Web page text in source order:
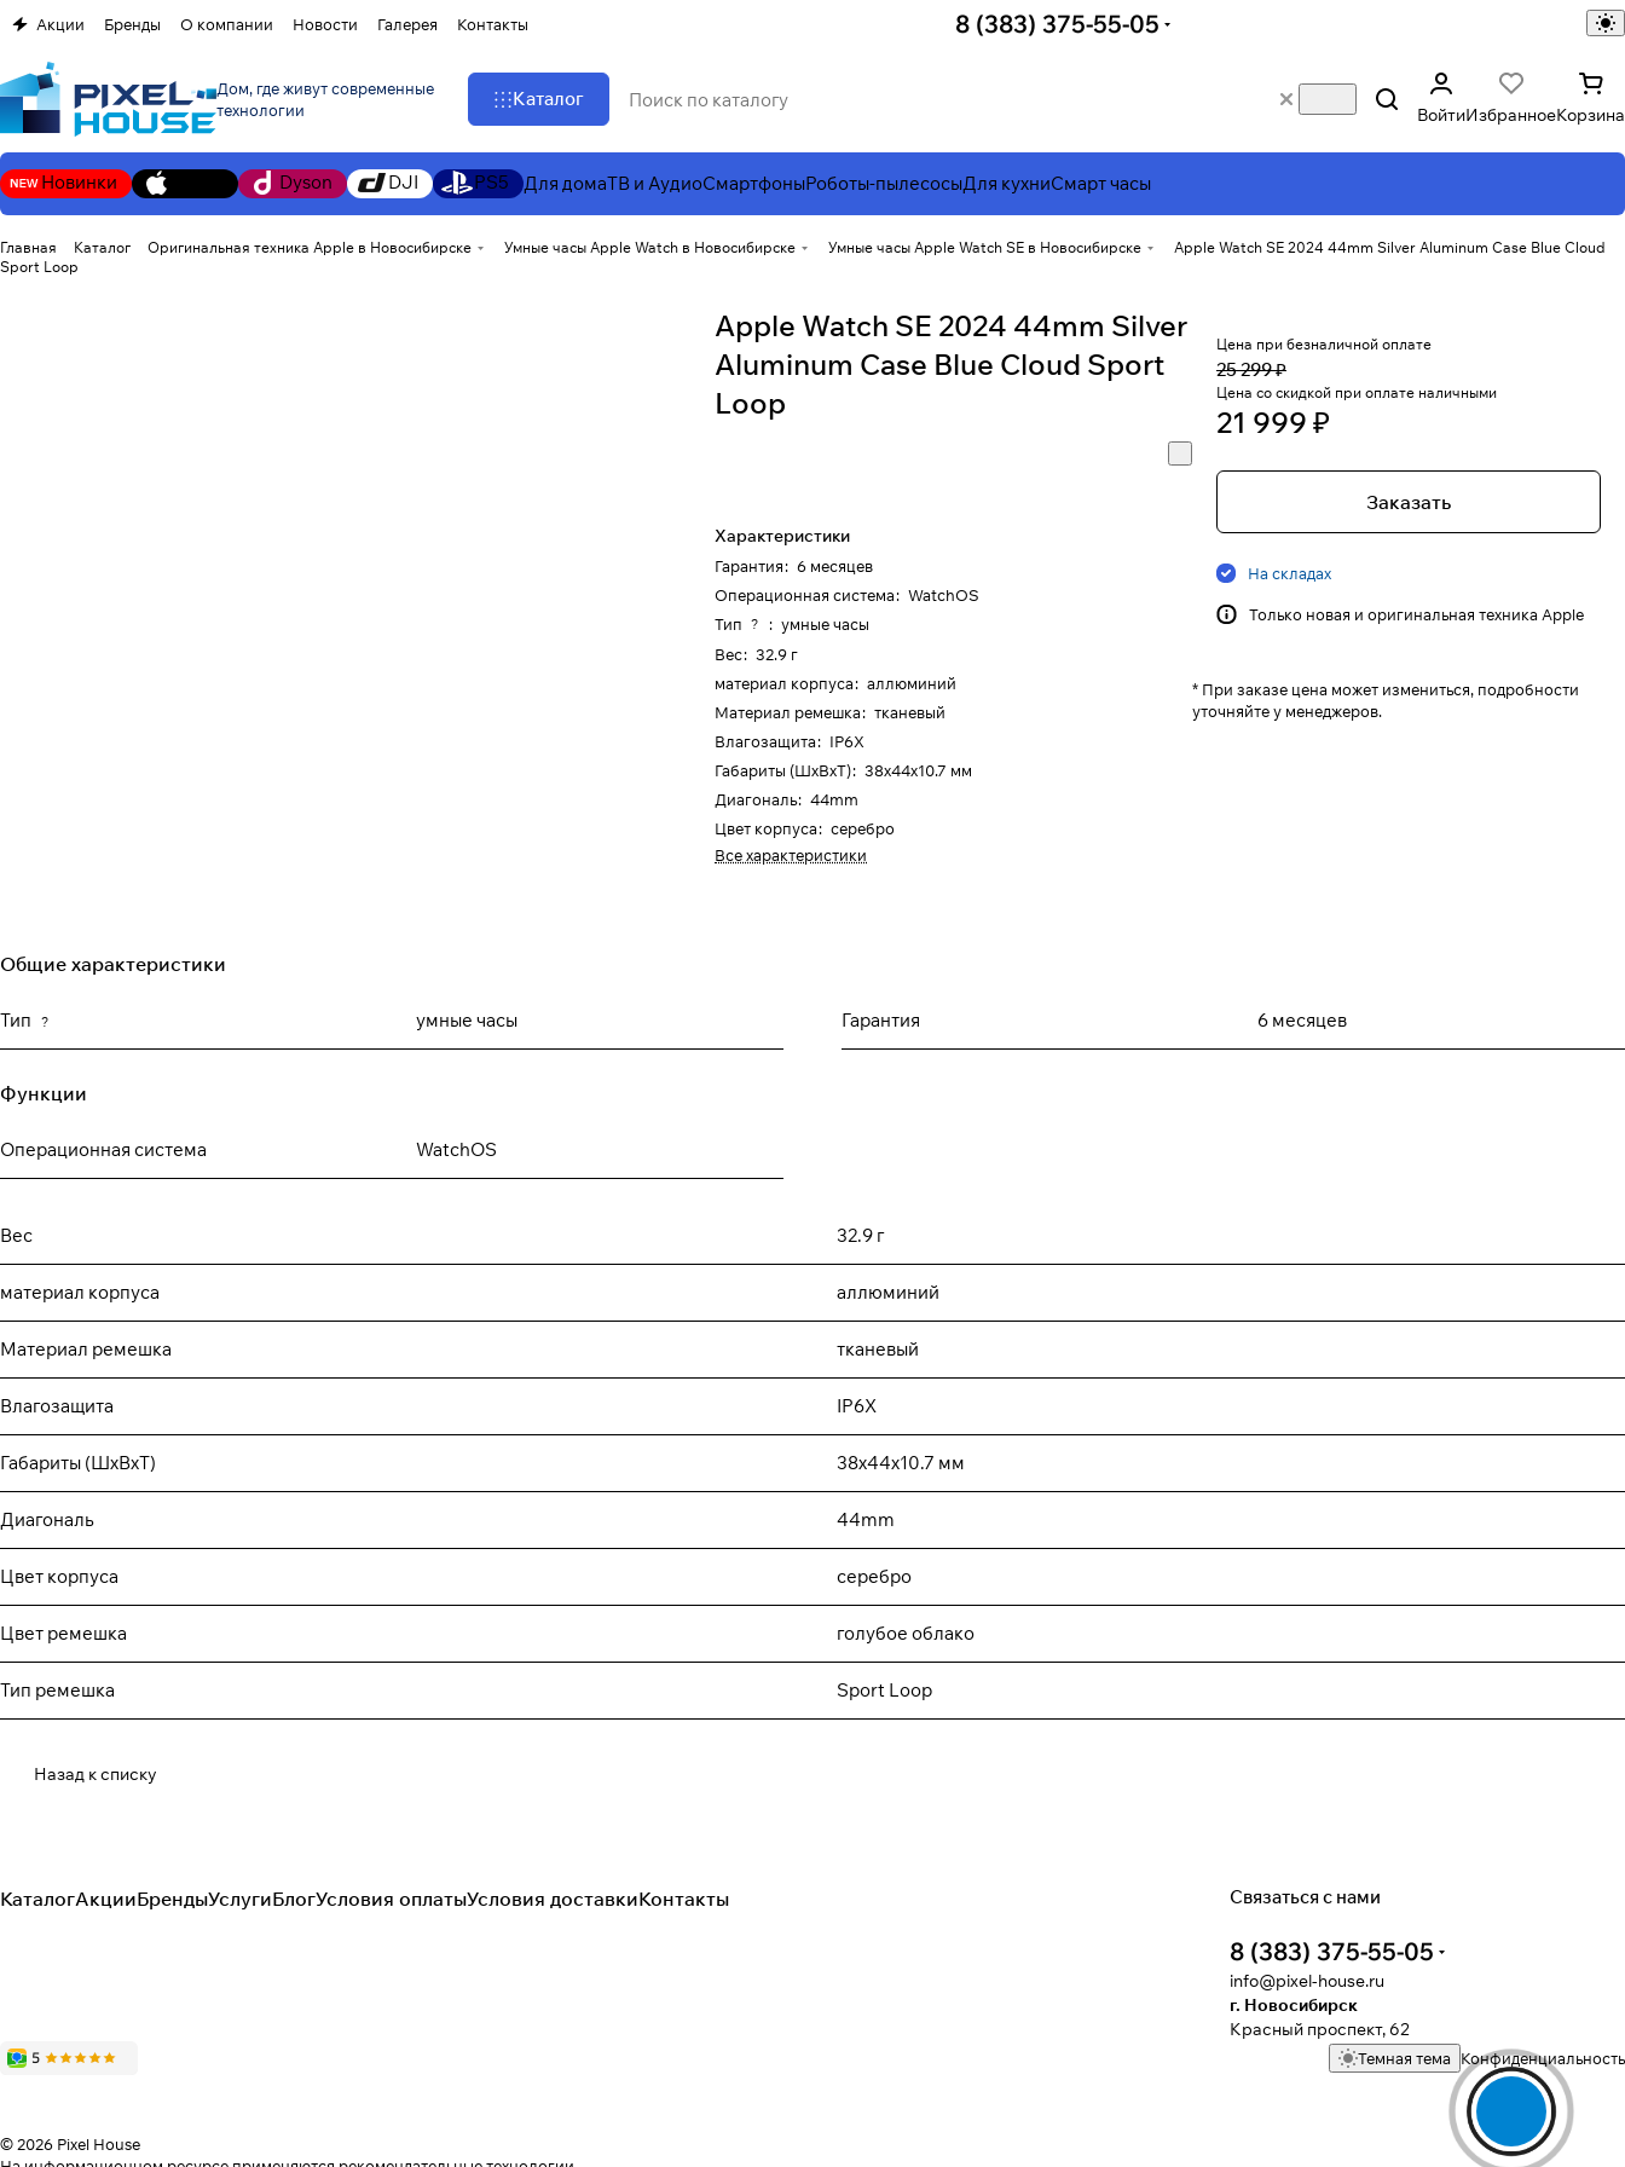
Акции Бренды О компании Новости Галерея Контакты 8 (383) 375-55-05
Дом, где живут современные
технологии
Каталог
ВойтиИзбранноеКорзина
Новинки Dyson DJI PS5 Для домаТВ и АудиоСмартфоныРоботы-пылесосыДля кухниСмарт часы
Главная Каталог Оригинальная техника Apple в Новосибирске Умные часы Apple Watch в Новосибирске Умные часы Apple Watch SE в Новосибирске
Apple Watch SE 2024 44mm Silver Aluminum Case Blue Cloud
Sport Loop
Apple Watch SE 2024 44mm Silver
Aluminum Case Blue Cloud Sport
Loop
Характеристики
Гарантия: 6 месяцев
Операционная система: WatchOS
Тип ? : умные часы
Вес: 32.9 г
материал корпуса: аллюминий
Материал ремешка: тканевый
Влагозащита: IP6X
Габариты (ШхВхТ): 38x44x10.7 мм
Диагональ: 44mm
Цвет корпуса: серебро
Все характеристики
Цена при безналичной оплате
25 299 ₽
Цена со скидкой при оплате наличными
21 999 ₽
Заказать
На складах
Только новая и оригинальная техника Apple
* При заказе цена может измениться, подробности
уточняйте у менеджеров.
Общие характеристики
Тип ? умные часы Гарантия 6 месяцев
Функции
Операционная система WatchOS
Вес 32.9 г
материал корпуса аллюминий
Материал ремешка тканевый
Влагозащита IP6X
Габариты (ШхВхТ) 38x44x10.7 мм
Диагональ 44mm
Цвет корпуса серебро
Цвет ремешка голубое облако
Тип ремешка Sport Loop
Назад к списку
КаталогАкцииБрендыУслугиБлогУсловия оплатыУсловия доставкиКонтакты Связаться с нами
8 (383) 375-55-05
info@pixel-house.ru
г. Новосибирск
Красный проспект, 62
Темная тема Конфиденциальность
© 2026 Pixel House